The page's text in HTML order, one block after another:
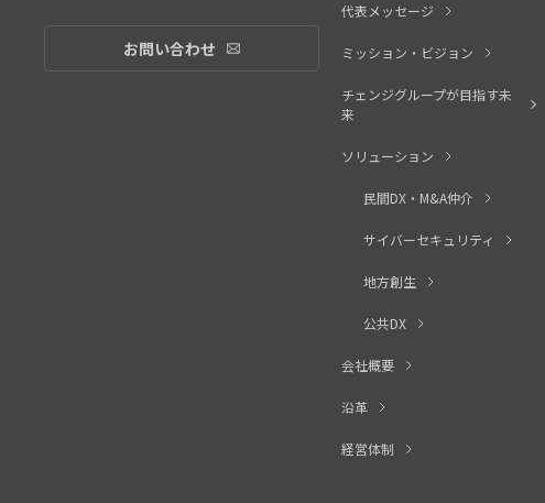
お問い合わせ お問い合わせリンク
代表メッセージ
ミッション・ビジョン
チェンジグループが目指す未
来
ソリューション
民間DX・M&A仲介
サイバーセキュリティ
地方創生
公共DX
会社概要
沿革
経営体制